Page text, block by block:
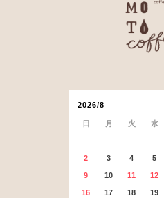
2026/8
日 月 火 水
2 3 4 5
9 10 11 12
16 17 18 19